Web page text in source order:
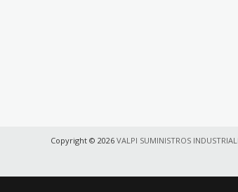
Copyright © 2026 VALPI SUMINISTROS